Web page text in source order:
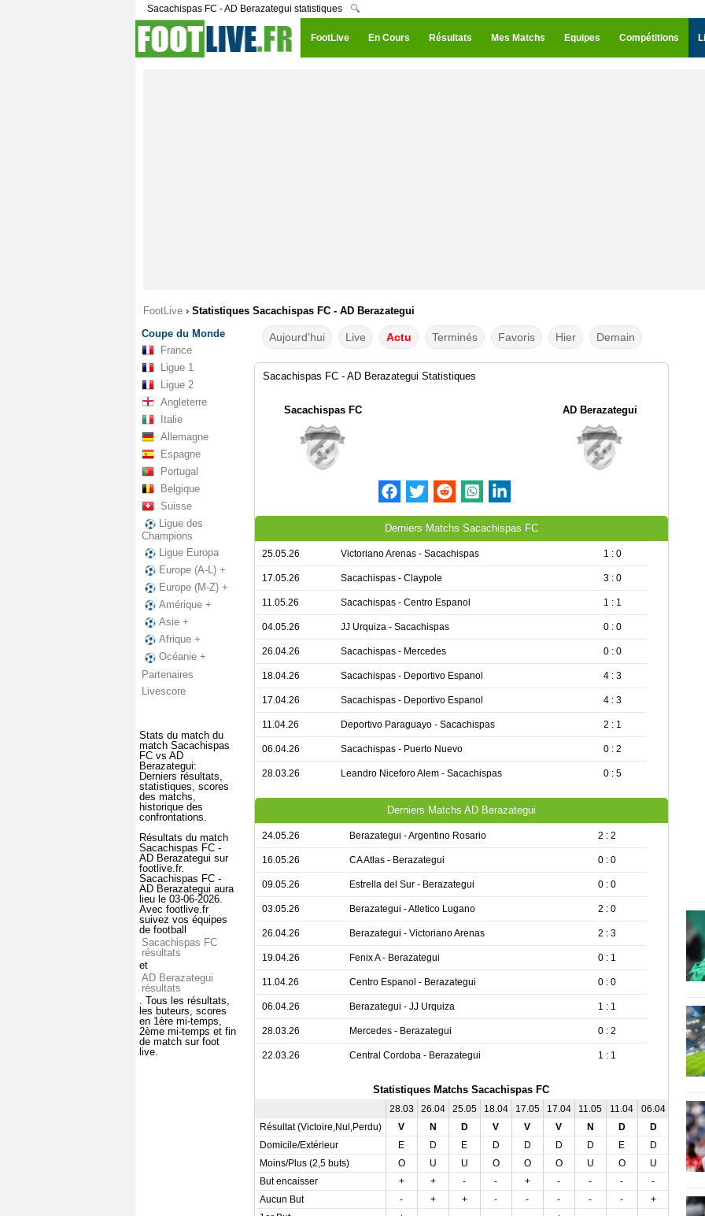
Sacachispas FC - AD Berazategui statistiques 🔍
FootLive En Cours Résultats Mes Matchs Equipes Compétitions
FootLive › Statistiques Sacachispas FC - AD Berazategui
Coupe du Monde
France
Ligue 1
Ligue 2
Angleterre
Italie
Allemagne
Espagne
Portugal
Belgique
Suisse
Ligue des
Champions
Ligue Europa
Europe (A-L) +
Europe (M-Z) +
Amérique +
Asie +
Afrique +
Océanie +
Partenaires
Livescore
Stats du match du
match Sacachispas
FC vs AD
Berazategui:
Derniers résultats,
statistiques, scores
des matchs,
historique des
confrontations.
Résultats du match
Sacachispas FC -
AD Berazategui sur
footlive.fr.
Sacachispas FC -
AD Berazategui aura
lieu le 03-06-2026.
Avec footlive.fr
suivez vos équipes
de football
Sacachispas FC
résultats
et
AD Berazategui
résultats
. Tous les résultats,
les buteurs, scores
en 1ère mi-temps,
2ème mi-temps et fin
de match sur foot
live.
Aujourd'hui Live Actu Terminés Favoris Hier Demain
Sacachispas FC - AD Berazategui Statistiques
Sacachispas FC AD Berazategui
Derniers Matchs Sacachispas FC
25.05.26 Victoriano Arenas - Sacachispas 1 : 0
17.05.26 Sacachispas - Claypole 3 : 0
11.05.26 Sacachispas - Centro Espanol 1 : 1
04.05.26 JJ Urquiza - Sacachispas 0 : 0
26.04.26 Sacachispas - Mercedes 0 : 0
18.04.26 Sacachispas - Deportivo Espanol 4 : 3
17.04.26 Sacachispas - Deportivo Espanol 4 : 3
11.04.26 Deportivo Paraguayo - Sacachispas 2 : 1
06.04.26 Sacachispas - Puerto Nuevo 0 : 2
28.03.26 Leandro Niceforo Alem - Sacachispas 0 : 5
Derniers Matchs AD Berazategui
24.05.26 Berazategui - Argentino Rosario 2 : 2
16.05.26 CA Atlas - Berazategui 0 : 0
09.05.26 Estrella del Sur - Berazategui 0 : 0
03.05.26 Berazategui - Atletico Lugano 2 : 0
26.04.26 Berazategui - Victoriano Arenas 2 : 3
19.04.26 Fenix A - Berazategui 0 : 1
11.04.26 Centro Espanol - Berazategui 0 : 0
06.04.26 Berazategui - JJ Urquiza 1 : 1
28.03.26 Mercedes - Berazategui 0 : 2
22.03.26 Central Cordoba - Berazategui 1 : 1
Statistiques Matchs Sacachispas FC
28.03 26.04 25.05 18.04 17.05 17.04 11.05 11.04 06.04
04.05
Résultat (Victoire,Nul,Perdu)
V N D V V V N D D
N
Domicile/Extérieur
E D E D D D D E D
E
Moins/Plus (2,5 buts)
O U U O O O U O U
U
But encaisser
+ + - - + - - - -
Aucun But
- + + - - - - - +
+